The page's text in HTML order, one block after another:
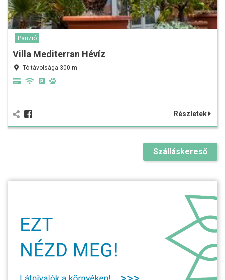
Panzió
Villa Mediterran Hévíz
Tó távolsága 300 m
Részletek
Szálláskereső